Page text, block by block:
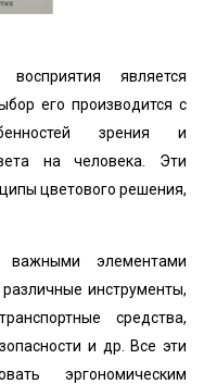
является
его производится с
зрения и
на человека. Эти
цветового решения,
важными элементами
инструменты,
средства,
и др. Все эти
эргономическим